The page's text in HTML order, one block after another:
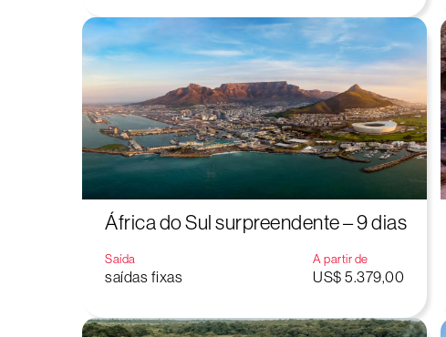
África do Sul surpreendente – 9 dias
Saída
saídas fixas
A partir de
US$ 5.379,00